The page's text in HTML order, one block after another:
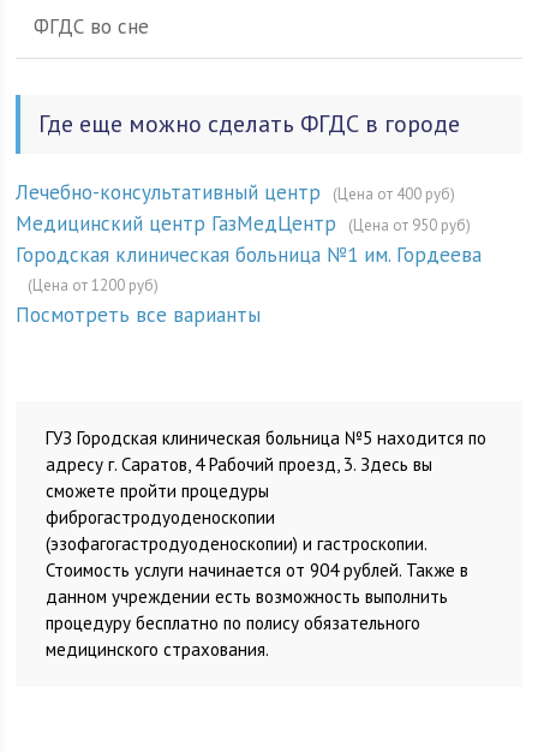
ФГДС во сне
Где еще можно сделать ФГДС в городе
Лечебно-консультативный центр (Цена от 400 руб)
Медицинский центр ГазМедЦентр (Цена от 950 руб)
Городская клиническая больница №1 им. Гордеева
(Цена от 1200 руб)
Посмотреть все варианты
ГУЗ Городская клиническая больница №5 находится по
адресу г. Саратов, 4 Рабочий проезд, 3. Здесь вы
сможете пройти процедуры
фиброгастродуоденоскопии
(эзофагогастродуоденоскопии) и гастроскопии.
Стоимость услуги начинается от 904 рублей. Также в
данном учреждении есть возможность выполнить
процедуру бесплатно по полису обязательного
медицинского страхования.